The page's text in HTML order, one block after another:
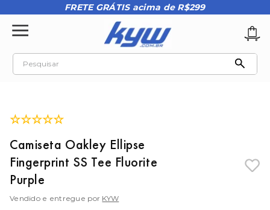
FRETE GRÁTIS acima de R$299
Pesquisar
☆☆☆☆☆
Camiseta Oakley Ellipse
Fingerprint SS Tee Fluorite
Purple
Vendido e entregue por KYW
3º teeth bomber 3
4º boné